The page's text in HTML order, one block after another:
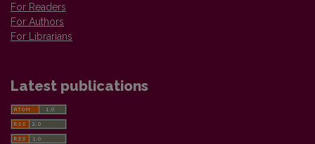
For Readers
For Authors
For Librarians
Latest publications